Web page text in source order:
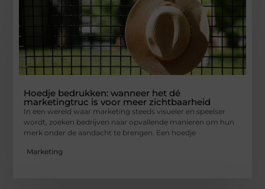
Hoedje bedrukken: wanneer het dé
marketingtruc is voor meer zichtbaarheid
In een wereld waar marketing steeds visueler en speelser
wordt, zoeken bedrijven naar opvallende manieren om hun
merk onder de aandacht te brengen. Een hoedje
Marketing